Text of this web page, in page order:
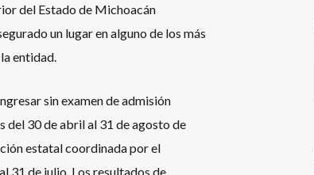
del Estado de Michoacán
un lugar en alguno de los más
entidad.
sin examen de admisión
del 30 de abril al 31 de agosto de
estatal coordinada por el
31 de julio. Los resultados de